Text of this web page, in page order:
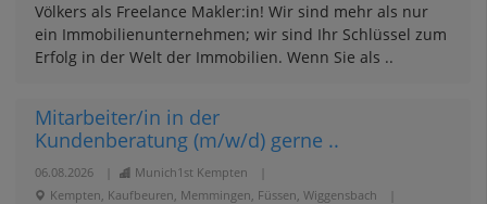
Völkers als Freelance Makler:in! Wir sind mehr als nur
ein Immobilienunternehmen; wir sind Ihr Schlüssel zum
Erfolg in der Welt der Immobilien. Wenn Sie als ..
Mitarbeiter/in in der
Kundenberatung (m/w/d) gerne ..
06.08.2026 Munich1st Kempten
Kempten, Kaufbeuren, Memmingen, Füssen, Wiggensbach